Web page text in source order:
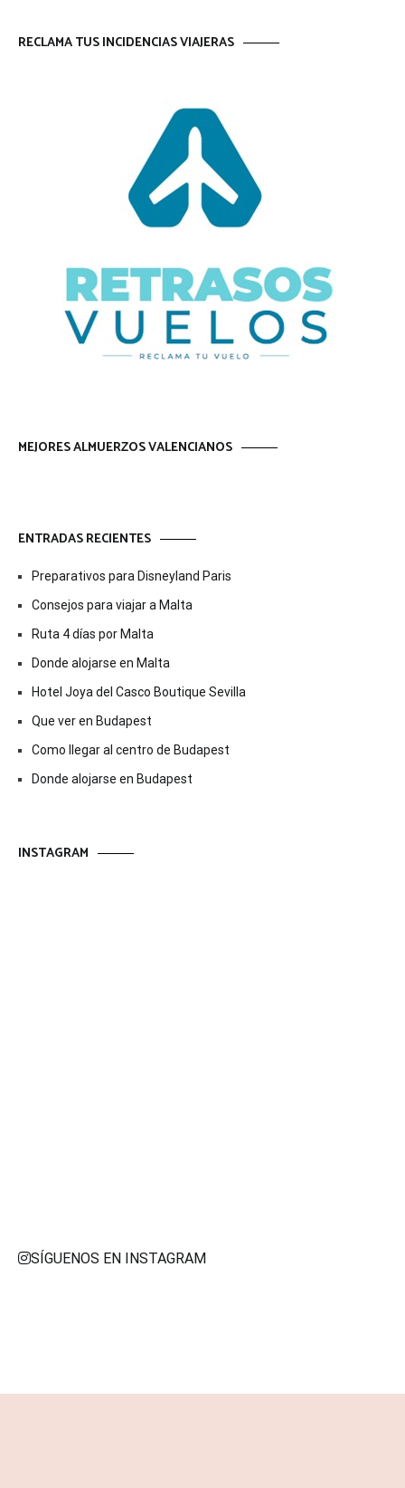
RECLAMA TUS INCIDENCIAS VIAJERAS
MEJORES ALMUERZOS VALENCIANOS
ENTRADAS RECIENTES
Preparativos para Disneyland Paris
Consejos para viajar a Malta
Ruta 4 días por Malta
Donde alojarse en Malta
Hotel Joya del Casco Boutique Sevilla
Que ver en Budapest
Como llegar al centro de Budapest
Donde alojarse en Budapest
INSTAGRAM
SÍGUENOS EN INSTAGRAM